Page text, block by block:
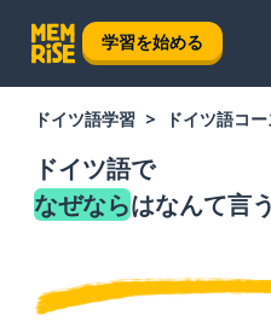
学習を始める
ドイツ語学習 ドイツ語コー
ドイツ語で
なぜならはなんて言